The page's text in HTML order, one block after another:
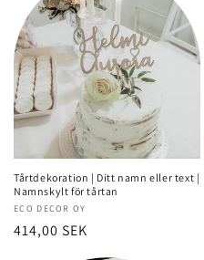
Tårtdekoration | Ditt namn eller text |
Namnskylt för tårtan
Säljare:
ECO DECOR OY
Normalt
414,00 SEK